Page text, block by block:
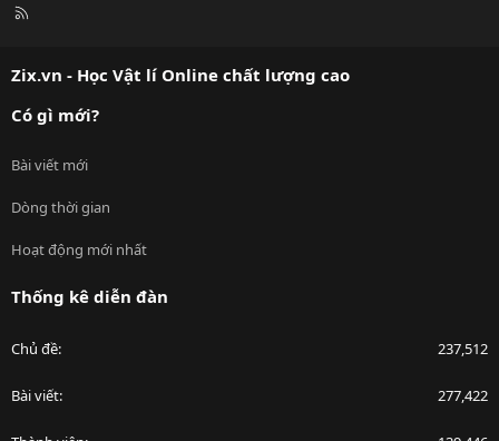
R
Zix.vn - Học Vật lí Online chất lượng cao
Có gì mới?
Bài viết mới
Dòng thời gian
Hoạt động mới nhất
Thống kê diễn đàn
Chủ đề 237,512
Bài viết 277,422